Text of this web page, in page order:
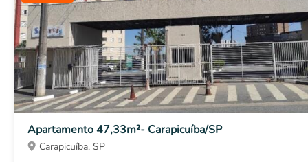
Apartamento 47,33m²- Carapicuíba/SP
Carapicuíba, SP